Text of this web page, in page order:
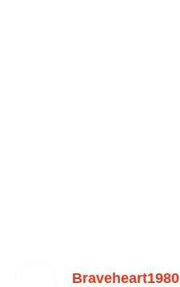
Braveheart1980